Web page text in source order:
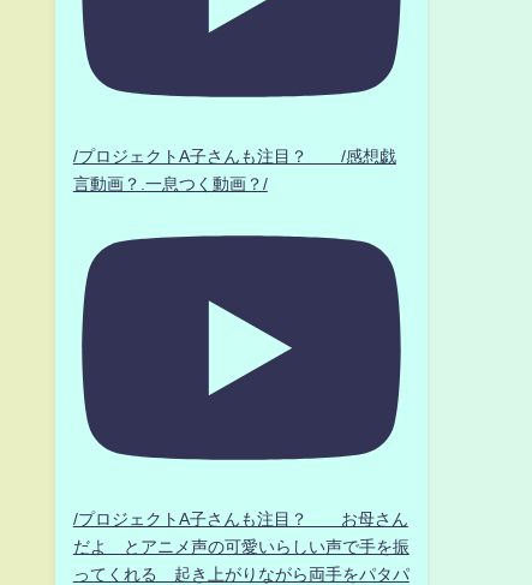
/プロジェクトA子さんも注目？ /感想戯
言動画？.一息つく動画？/
/プロジェクトA子さんも注目？ お母さん
だよ とアニメ声の可愛いらしい声で手を振
ってくれる 起き上がりながら両手をパタパ